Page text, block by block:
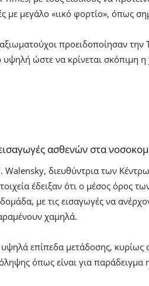
με μεγάλο «ιικό φορτίο», όπως
προειδοποίησαν
υψηλή ώστε να κρίνεται σκόπιμη
ασθενών στα
Walensky, διευθύντρια των
έδειξαν ότι ο μέσος όρος
με τις εισαγωγές να
χαμηλά.
υψηλά επίπεδα μετάδοσης,
όπως είναι για παράδειγμα